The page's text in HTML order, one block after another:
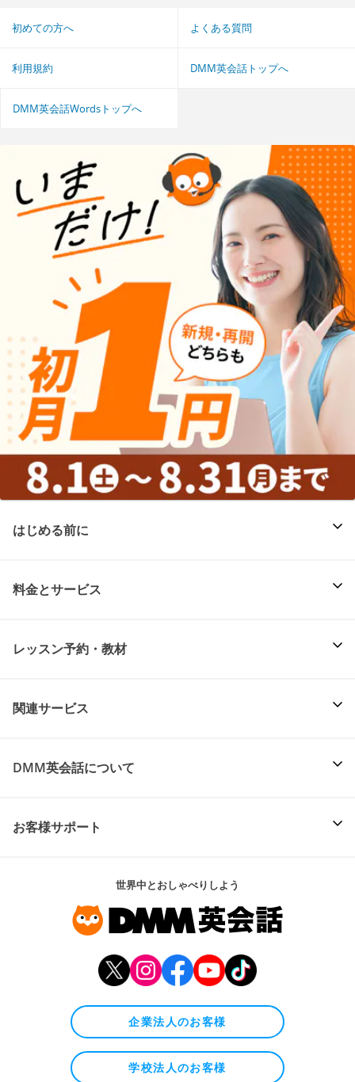
初めての方へ よくある質問
利用規約 DMM英会話トップへ
DMM英会話Wordsトップへ
はじめる前に
料金とサービス
レッスン予約・教材
関連サービス
DMM英会話について
お客様サポート
世界中とおしゃべりしよう
企業法人のお客様
学校法人のお客様